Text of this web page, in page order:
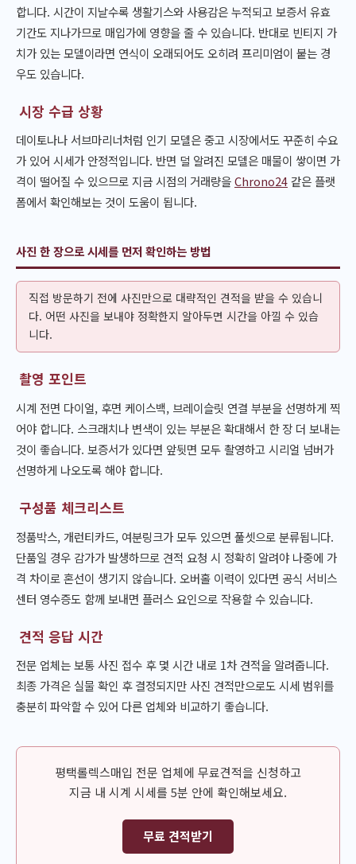
합니다. 시간이 지날수록 생활기스와 사용감은 누적되고 보증서 유효
기간도 지나가므로 매입가에 영향을 줄 수 있습니다. 반대로 빈티지 가
치가 있는 모델이라면 연식이 오래되어도 오히려 프리미엄이 붙는 경
우도 있습니다.
시장 수급 상황
데이토나나 서브마리너처럼 인기 모델은 중고 시장에서도 꾸준히 수요
가 있어 시세가 안정적입니다. 반면 덜 알려진 모델은 매물이 쌓이면 가
격이 떨어질 수 있으므로 지금 시점의 거래량을Chrono24같은 플랫
폼에서 확인해보는 것이 도움이 됩니다.
사진 한 장으로 시세를 먼저 확인하는 방법
직접 방문하기 전에 사진만으로 대략적인 견적을 받을 수 있습니
다. 어떤 사진을 보내야 정확한지 알아두면 시간을 아낄 수 있습
니다.
촬영 포인트
시계 전면 다이얼, 후면 케이스백, 브레이슬릿 연결 부분을 선명하게 찍
어야 합니다. 스크래치나 변색이 있는 부분은 확대해서 한 장 더 보내는
것이 좋습니다. 보증서가 있다면 앞뒷면 모두 촬영하고 시리얼 넘버가
선명하게 나오도록 해야 합니다.
구성품 체크리스트
정품박스, 개런티카드, 여분링크가 모두 있으면 풀셋으로 분류됩니다.
단품일 경우 감가가 발생하므로 견적 요청 시 정확히 알려야 나중에 가
격 차이로 혼선이 생기지 않습니다. 오버홀 이력이 있다면 공식 서비스
센터 영수증도 함께 보내면 플러스 요인으로 작용할 수 있습니다.
견적 응답 시간
전문 업체는 보통 사진 접수 후 몇 시간 내로 1차 견적을 알려줍니다.
최종 가격은 실물 확인 후 결정되지만 사진 견적만으로도 시세 범위를
충분히 파악할 수 있어 다른 업체와 비교하기 좋습니다.
평택롤렉스매입 전문 업체에 무료견적을 신청하고
지금 내 시계 시세를 5분 안에 확인해보세요.
무료 견적받기